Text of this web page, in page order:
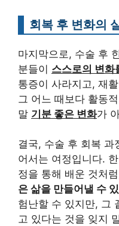
회복 후 변화의
마지막으로, 수술 후
분들이 스스로의 변화
통증이 사라지고, 재
그 어느 때보다 활동
말 기분 좋은 변화가
결국, 수술 후 회복 과
어서는 여정입니다.
정을 통해 배운 것처
은 삶을 만들어낼 수
험난할 수 있지만, 그
고 있다는 것을 잊지